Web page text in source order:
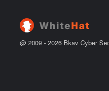
@ 2009 - 2026 Bkav Cyber